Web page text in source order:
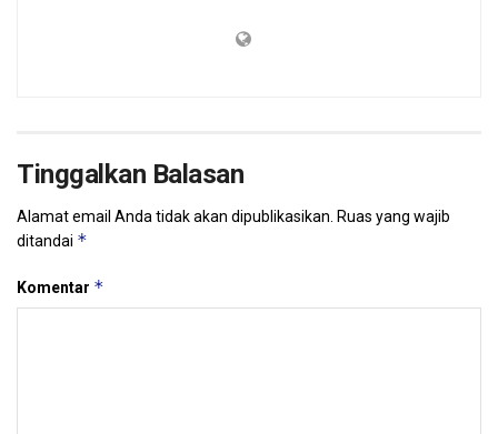
Tinggalkan Balasan
Alamat email Anda tidak akan dipublikasikan. Ruas yang wajib
ditandai *
Komentar *